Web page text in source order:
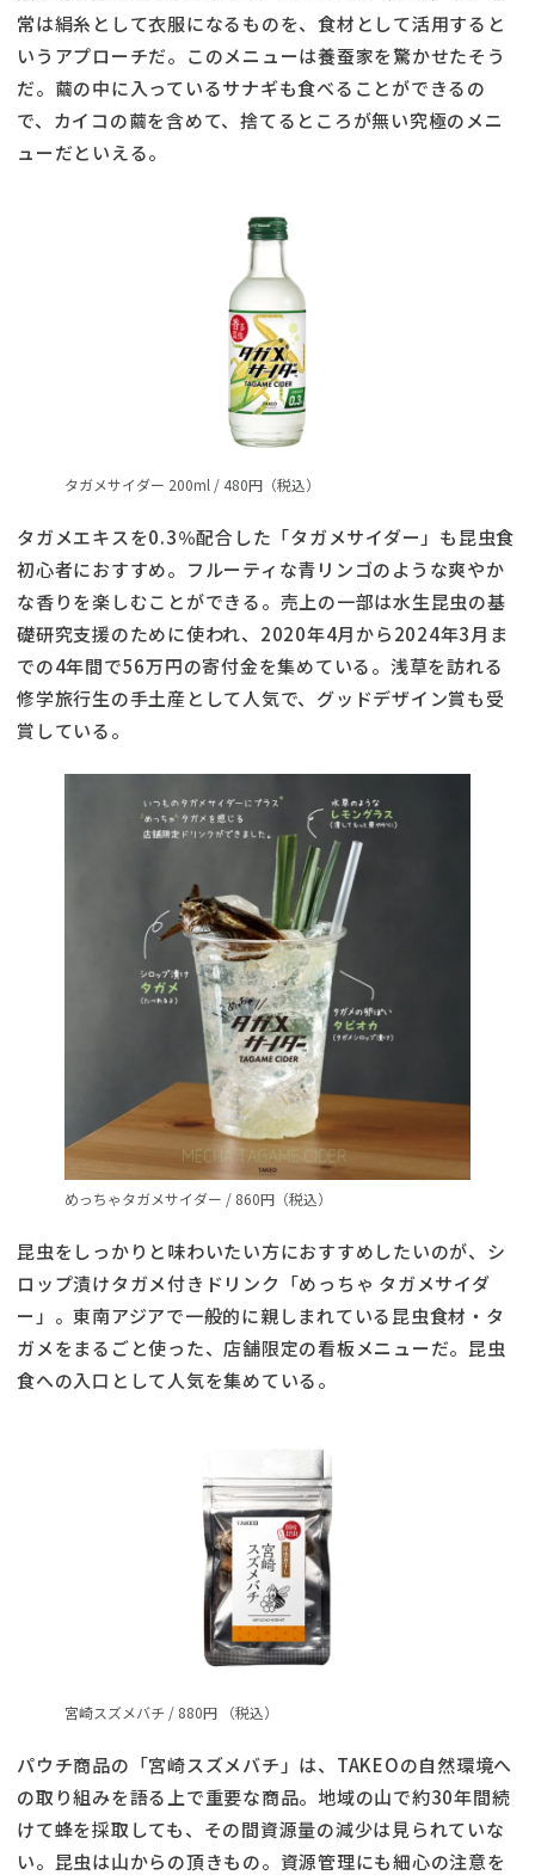
常は絹糸として衣服になるものを、食材として活用すると
いうアプローチだ。このメニューは養蚕家を驚かせたそう
だ。繭の中に入っているサナギも食べることができるの
で、カイコの繭を含めて、捨てるところが無い究極のメニ
ューだといえる。
タガメサイダー 200ml / 480円（税込）
タガメエキスを0.3％配合した「タガメサイダー」も昆虫食
初心者におすすめ。フルーティな青リンゴのような爽やか
な香りを楽しむことができる。売上の一部は水生昆虫の基
礎研究支援のために使われ、2020年4月から2024年3月ま
での4年間で56万円の寄付金を集めている。浅草を訪れる
修学旅行生の手土産として人気で、グッドデザイン賞も受
賞している。
めっちゃタガメサイダー / 860円（税込）
昆虫をしっかりと味わいたい方におすすめしたいのが、シ
ロップ漬けタガメ付きドリンク「めっちゃ タガメサイダ
ー」。東南アジアで一般的に親しまれている昆虫食材・タ
ガメをまるごと使った、店舗限定の看板メニューだ。昆虫
食への入口として人気を集めている。
宮崎スズメバチ / 880円 （税込）
パウチ商品の「宮崎スズメバチ」は、TAKEOの自然環境へ
の取り組みを語る上で重要な商品。地域の山で約30年間続
けて蜂を採取しても、その間資源量の減少は見られていな
い。昆虫は山からの頂きもの。資源管理にも細心の注意を